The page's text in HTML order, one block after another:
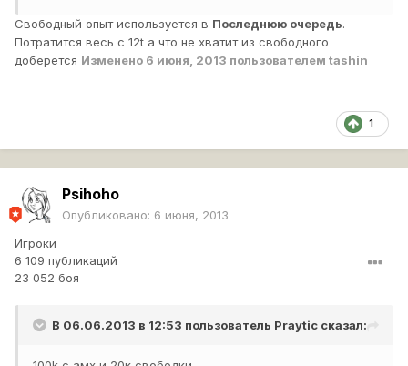
Свободный опыт используется в Последнюю очередь.
Потратится весь с 12t а что не хватит из свободного
доберется Изменено 6 июня, 2013 пользователем tashin
1
Psihoho
Опубликовано: 6 июня, 2013
Игроки
6 109 публикаций
23 052 боя
В 06.06.2013 в 12:53 пользователь Praytic сказал: